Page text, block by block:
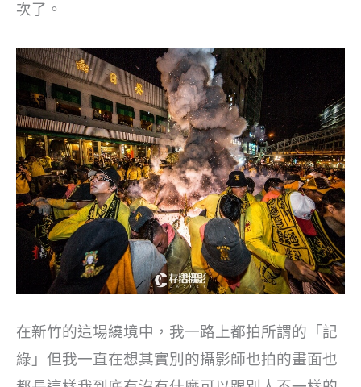
次了。
在新竹的這場繞境中，我一路上都拍所謂的「記
綠」但我一直在想其實別的攝影師也拍的畫面也